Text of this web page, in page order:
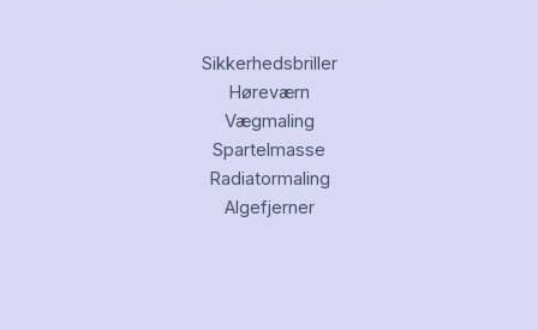
Sikkerhedsbriller
Høreværn
Vægmaling
Spartelmasse
Radiatormaling
Algefjerner